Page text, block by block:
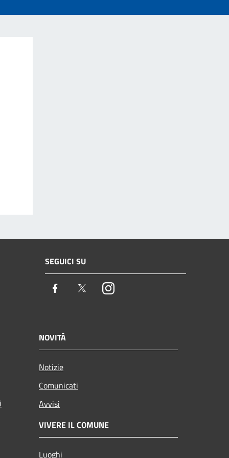
SEGUICI SU
Facebook TwitterInstagram
NOVITÀ
Notizie
Comunicati
Avvisi
VIVERE IL COMUNE
Luoghi